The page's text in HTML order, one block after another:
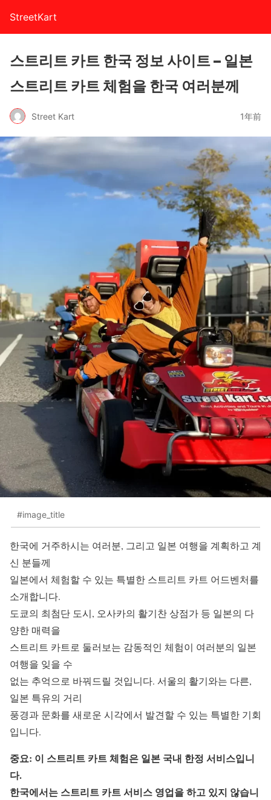
StreetKart
스트리트 카트 한국 정보 사이트 – 일본
스트리트 카트 체험을 한국 여러분께
Street Kart 1年前
#image_title
한국에 거주하시는 여러분, 그리고 일본 여행을 계획하고 계
신 분들께
일본에서 체험할 수 있는 특별한 스트리트 카트 어드벤처를
소개합니다.
도쿄의 최첨단 도시, 오사카의 활기찬 상점가 등 일본의 다
양한 매력을
스트리트 카트로 둘러보는 감동적인 체험이 여러분의 일본
여행을 잊을 수
없는 추억으로 바꿔드릴 것입니다. 서울의 활기와는 다른,
일본 특유의 거리
풍경과 문화를 새로운 시각에서 발견할 수 있는 특별한 기회
입니다.
중요: 이 스트리트 카트 체험은 일본 국내 한정 서비스입니
다.
한국에서는 스트리트 카트 서비스 영업을 하고 있지 않습니